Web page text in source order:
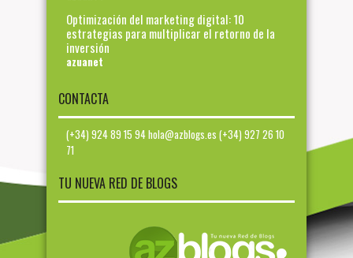
Optimización del marketing digital: 10
estrategias para multiplicar el retorno de la
inversión
azuanet
CONTACTA
(+34) 924 89 15 94 hola@azblogs.es (+34) 927 26 10
71
TU NUEVA RED DE BLOGS